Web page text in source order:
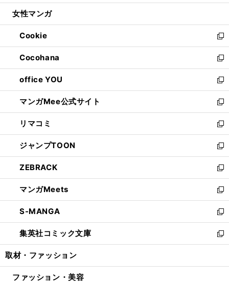
開
ウ
開
く
ン
ウ
で
開
く
ウ
ン
ド
ウ
で
開
く
し
ウ
ィ
ン
ド
ウ
で
開
く
女性マンガ
Cookie
新
し
い
ウ
ィ
ン
ド
ウ
で
開
く
Cocohana
新
し
い
ウ
ィ
ン
ド
ウ
で
開
く
office YOU
新
し
い
ウ
ィ
ン
ド
ウ
で
開
く
マンガMee公式サイト
新
し
い
ウ
ィ
ン
ド
ウ
で
開
く
リマコミ
新
し
い
ウ
ィ
ン
ド
ウ
で
開
く
ジャンプTOON
新
し
い
ウ
ィ
ン
ド
ウ
で
開
ZEBRACK
新
し
い
ウ
ィ
ン
ド
ウ
開
マンガMeets
新
し
い
ウ
ィ
ン
ウ
S-MANGA
新
し
い
ウ
ン
集英社コミック文庫
新
し
ウ
取材・ファッション
ファッション・美容